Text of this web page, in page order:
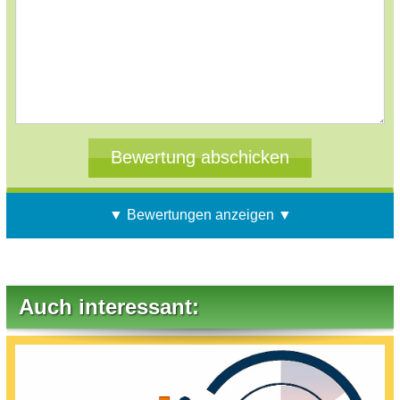
▼ Bewertungen anzeigen ▼
Auch interessant: